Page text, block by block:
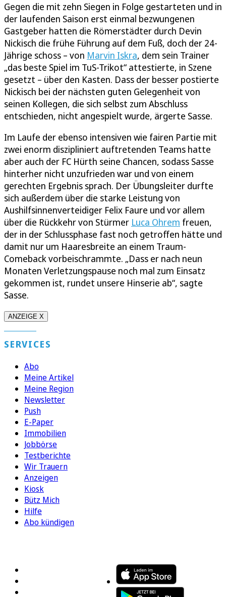
Gegen die mit zehn Siegen in Folge gestarteten und in
der laufenden Saison erst einmal bezwungenen
Gastgeber hatten die Römerstädter durch Devin
Nickisch die frühe Führung auf dem Fuß, doch der 24-
Jährige schoss – von Marvin Iskra, dem sein Trainer
„das beste Spiel im TuS-Trikot“ attestierte, in Szene
gesetzt – über den Kasten. Dass der besser postierte
Nickisch bei der nächsten guten Gelegenheit von
seinen Kollegen, die sich selbst zum Abschluss
entschieden, nicht angespielt wurde, ärgerte Sasse.
Im Laufe der ebenso intensiven wie fairen Partie mit
zwei enorm diszipliniert auftretenden Teams hatte
aber auch der FC Hürth seine Chancen, sodass Sasse
hinterher nicht unzufrieden war und von einem
gerechten Ergebnis sprach. Der Übungsleiter durfte
sich außerdem über die starke Leistung von
Aushilfsinnenverteidiger Felix Faure und vor allem
über die Rückkehr von Stürmer Luca Ohrem freuen,
der in der Schlussphase fast noch getroffen hätte und
damit nur um Haaresbreite an einem Traum-
Comeback vorbeischrammte. „Dass er nach neun
Monaten Verletzungspause noch mal zum Einsatz
gekommen ist, rundet unsere Hinserie ab“, sagte
Sasse.
ANZEIGE X
SERVICES
Abo
Meine Artikel
Meine Region
Newsletter
Push
E-Paper
Immobilien
Jobbörse
Testberichte
Wir Trauern
Anzeigen
Kiosk
Bütz Mich
Hilfe
Abo kündigen